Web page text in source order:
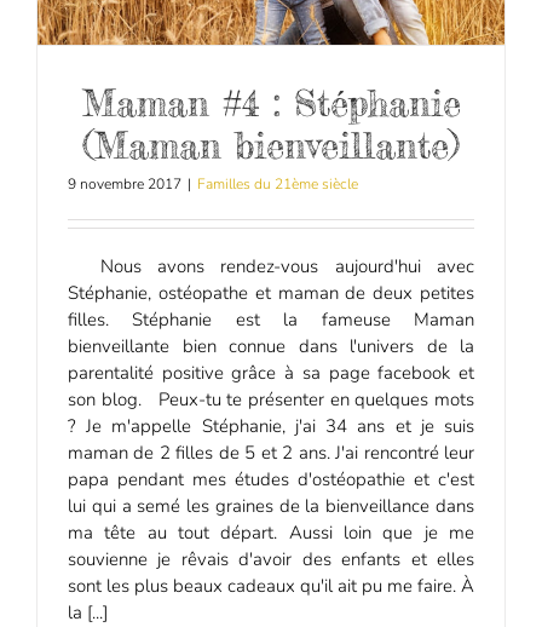
Maman #4 : Stéphanie
(Maman bienveillante)
9 novembre 2017 | Familles du 21ème siècle
Nous avons rendez-vous aujourd'hui avec
Stéphanie, ostéopathe et maman de deux petites
filles. Stéphanie est la fameuse Maman
bienveillante bien connue dans l'univers de la
parentalité positive grâce à sa page facebook et
son blog. Peux-tu te présenter en quelques mots
? Je m'appelle Stéphanie, j'ai 34 ans et je suis
maman de 2 filles de 5 et 2 ans. J'ai rencontré leur
papa pendant mes études d'ostéopathie et c'est
lui qui a semé les graines de la bienveillance dans
ma tête au tout départ. Aussi loin que je me
souvienne je rêvais d'avoir des enfants et elles
sont les plus beaux cadeaux qu'il ait pu me faire. À
la [...]